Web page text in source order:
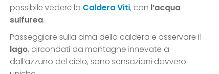
possibile vedere la Caldera Viti, con l’acqua
sulfurea.
Passeggiare sulla cima della caldera e osservare il
lago, circondati da montagne innevate a
dall’azzurro del cielo, sono sensazioni davvero